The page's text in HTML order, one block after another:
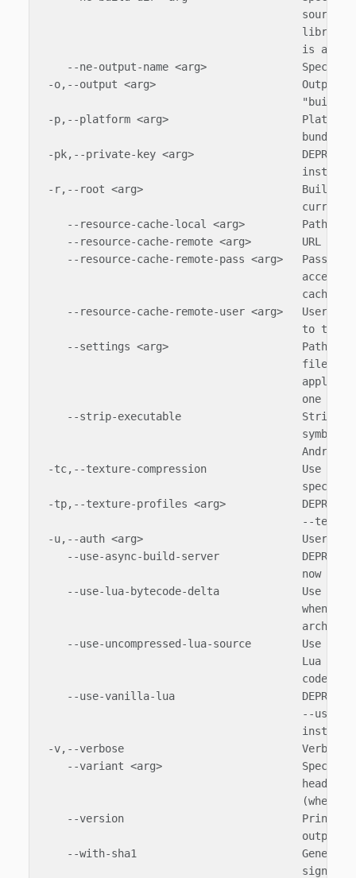
source,
is
--ne-output-name <arg>               Specify
-o,--output <arg>                       Output
"build/
-p,--platform <arg>                     Platform
-pk,--private-key <arg>
                                         instead
-r,--root <arg>                         Build
current
--resource-cache-local <arg>         Path to
--resource-cache-remote <arg>        URL to
--resource-cache-remote-pass <arg>
access
                                         cache
--resource-cache-remote-user <arg>
to the
--settings <arg>                     Path to
file.
applied
one
--strip-executable                   Strip
symbols
                                         Android)
-tc,--texture-compression               Use
-tp,--texture-profiles <arg>
--
-u,--auth <arg>                         User auth
--use-async-build-server
now the
--use-lua-bytecode-delta             Use
when
--use-uncompressed-lua-source        Use
Lua
                                         code
--use-vanilla-lua
--use-
                                         instead
-v,--verbose                            Verbose
--variant <arg>                      Specify
(when
--version                            Prints
                                         output
--with-sha1